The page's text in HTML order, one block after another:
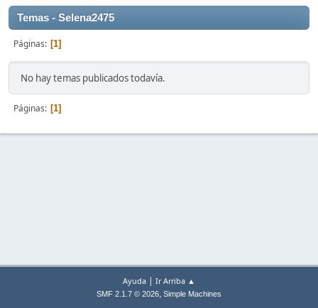
Temas - Selena2475
Páginas 1
No hay temas publicados todavía.
Páginas 1
Ayuda | Ir Arriba ▲
SMF 2.1.7 © 2026, Simple Machines